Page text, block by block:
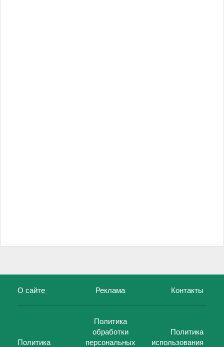
О сайте Реклама Контакты
Политика
Политика
обработки
персональных
Политика
использования